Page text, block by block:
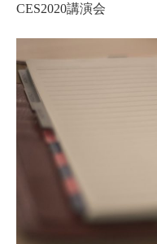
CES2020講演会